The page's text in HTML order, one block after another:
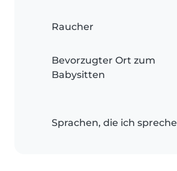
Raucher
Bevorzugter Ort zum
Babysitten
Sprachen, die ich spreche